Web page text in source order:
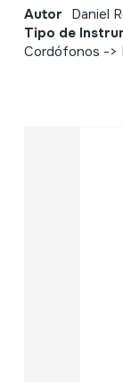
Autor Daniel
Tipo de
Cordófonos ->